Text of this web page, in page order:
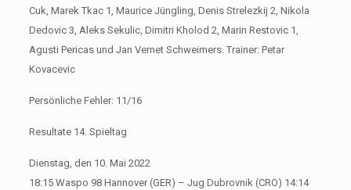
Cuk, Marek Tkac 1, Maurice Jüngling, Denis Strelezkij 2, Nikola
Dedovic 3, Aleks Sekulic, Dimitri Kholod 2, Marin Restovic 1,
Agusti Pericas und Jan Vernet Schweimers. Trainer: Petar
Kovacevic
Persönliche Fehler: 11/16
Resultate 14. Spieltag
Dienstag, den 10. Mai 2022
18:15 Waspo 98 Hannover (GER) – Jug Dubrovnik (CRO) 14:14